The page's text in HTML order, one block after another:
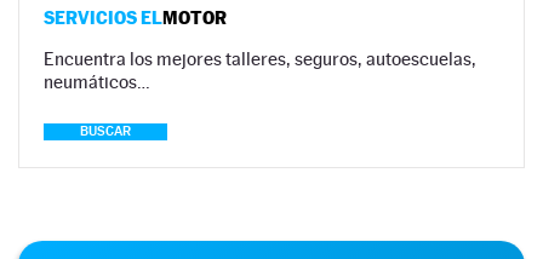
SERVICIOS ELMOTOR
Encuentra los mejores talleres, seguros, autoescuelas,
neumáticos…
BUSCAR